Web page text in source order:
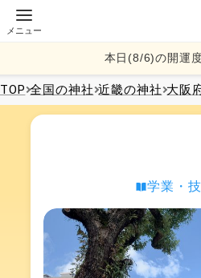
メニュー
本日(8/6)の開運度
TOP 全国の神社 近畿の神社 大阪
学業・